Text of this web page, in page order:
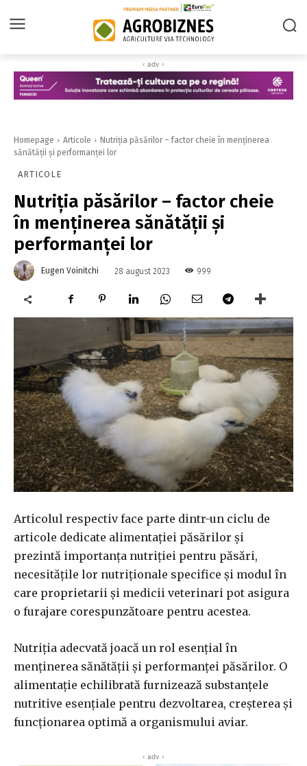
‹ adv ›
Homepage Articole
Nutriția păsărilor – factor cheie în menținerea
sănătății și performanței lor
ARTICOLE
Nutriția păsărilor – factor cheie
în menținerea sănătății și
performanței lor
Eugen Voinitchi 28 august 2023 999
Articolul respectiv face parte dintr-un ciclu de
articole dedicate alimentației păsărilor și
prezintă importanța nutriției pentru păsări,
necesitățile lor nutriționale specifice și modul în
care proprietarii și medicii veterinari pot asigura
o furajare corespunzătoare pentru acestea.
Nutriția adecvată joacă un rol esențial în
menținerea sănătății și performanței păsărilor. O
alimentație echilibrată furnizează substanțele
nutritive esențiale pentru dezvoltarea, creșterea și
funcționarea optimă a organismului aviar.
‹ adv ›